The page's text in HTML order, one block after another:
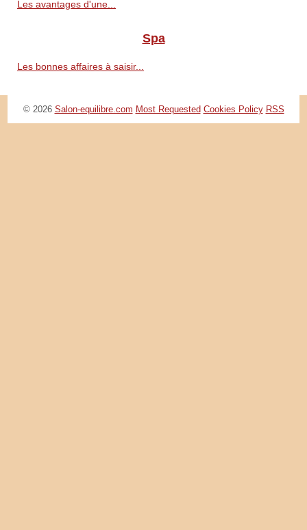
Les avantages d'une...
Spa
Les bonnes affaires à saisir...
© 2026 Salon-equilibre.com Most Requested Cookies Policy RSS